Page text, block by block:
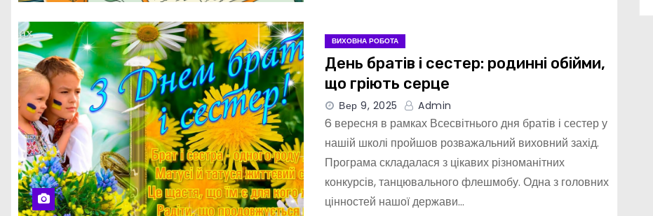
ВИХОВНА РОБОТА
День братів і сестер: родинні обійми,
що гріють серце
Вер 9, 2025 Admin
6 вересня в рамках Всесвітнього дня братів і сестер у
нашій школі пройшов розважальний виховний захід.
Програма складалася з цікавих різноманітних
конкурсів, танцювального флешмобу. Одна з головних
цінностей нашої держави…